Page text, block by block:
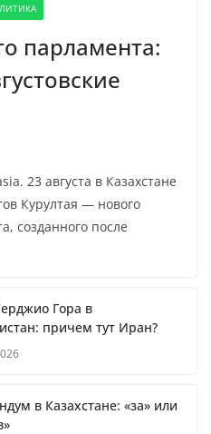
парламента:
23 августа в Казахстане
Курултая — нового
созданного после
Гора в
причем тут Иран?
в Казахстане: «за» или